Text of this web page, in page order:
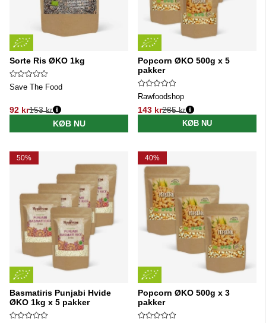
Sorte Ris ØKO 1kg
Save The Food
92 kr
Normalpris:
153 kr
KØB NU
Popcorn ØKO 500g x 5
pakker
Rawfoodshop
143 kr
Normalpris:
285 kr
KØB NU
50%
Basmatiris Punjabi Hvide
ØKO 1kg x 5 pakker
40%
Popcorn ØKO 500g x 3
pakker